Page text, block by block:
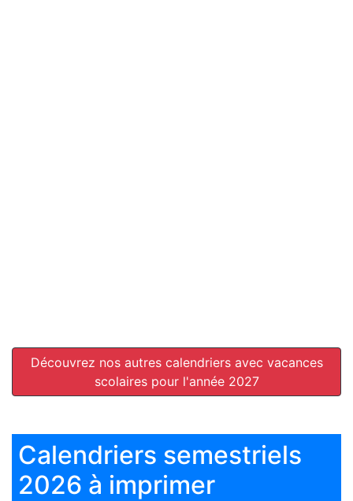
Découvrez nos autres calendriers avec vacances
scolaires pour l'année 2027
Calendriers semestriels
2026 à imprimer